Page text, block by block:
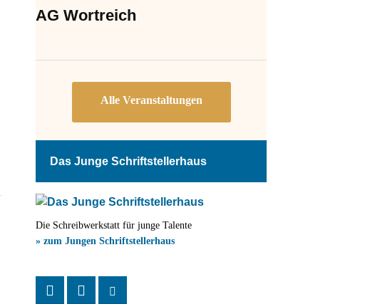
AG Wortreich
Das Junge Schriftstellerhaus
Die Schreibwerkstatt für junge Talente
» zum Jungen Schriftstellerhaus